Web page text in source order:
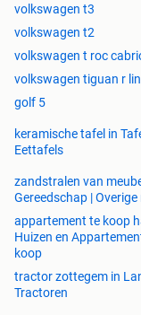
volkswagen t3
volkswagen t2
volkswagen t roc
volkswagen tiguan r
golf 5
keramische tafel in
Eettafels
zandstralen van
Gereedschap |
appartement te koop
Huizen en
koop
tractor zottegem in
Tractoren